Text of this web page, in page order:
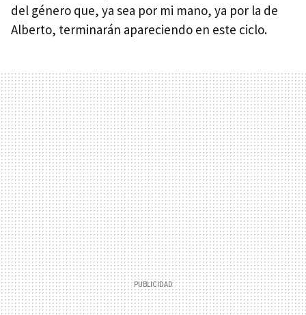
del género que, ya sea por mi mano, ya por la de
Alberto, terminarán apareciendo en este ciclo.